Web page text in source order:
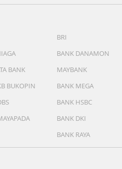
Pakai
Jari
10 Sidik Jari
BRI
BANK DANAMON
BANK
MAYBANK
BUKOPIN
BANK MEGA
BANK HSBC
BANK DKI
BANK RAYA